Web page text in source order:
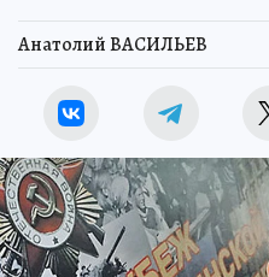
Анатолий ВАСИЛЬЕВ